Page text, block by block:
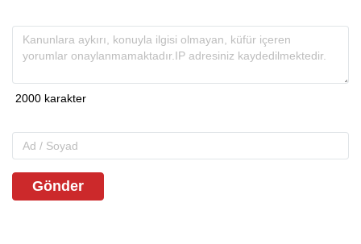
Gönder